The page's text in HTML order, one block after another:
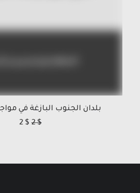
بلدان الجنوب البازغة في
2$
2 $